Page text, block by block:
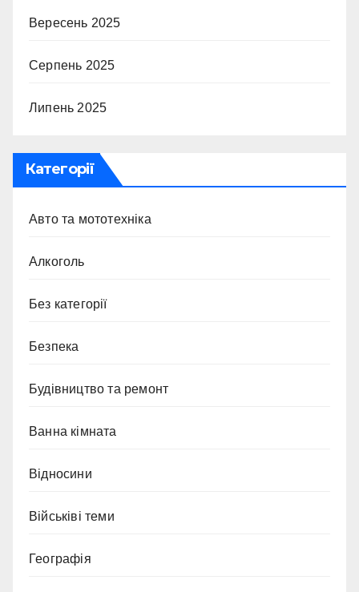
Вересень 2025
Серпень 2025
Липень 2025
Категорії
Авто та мототехніка
Алкоголь
Без категорії
Безпека
Будівництво та ремонт
Ванна кімната
Відносини
Військіві теми
Географія